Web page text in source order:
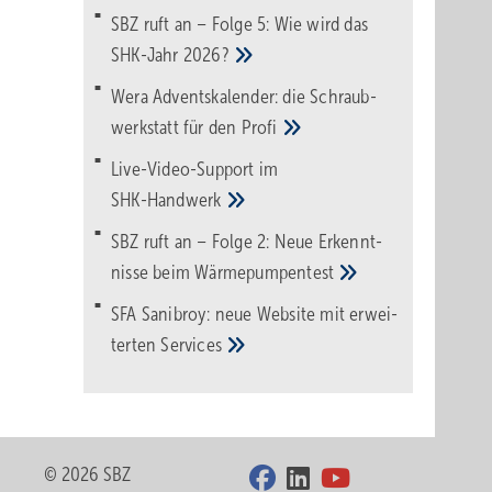
SBZ ruft an – Folge 5: Wie wird das
SHK-Jahr 2026?
Wera Adventskalender: die Schraub­
werk­statt für den Pro­fi
Live-Video-Support im
SHK-Handwerk
SBZ ruft an – Folge 2: Neue Erkennt­
nisse beimWärme­pumpen­test
SFA Sanibroy: neue Web­site mit erwei­
tertenServices
© 2026 SBZ